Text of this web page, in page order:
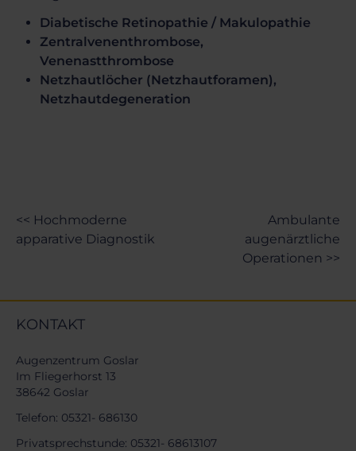
Diabetische Retinopathie / Makulopathie
Zentralvenenthrombose,
Venenastthrombose
Netzhautlöcher (Netzhautforamen),
Netzhautdegeneration
<< Hochmoderne
apparative Diagnostik
Ambulante
augenärztliche
Operationen >>
KONTAKT
Augenzentrum Goslar
Im Fliegerhorst 13
38642 Goslar
Telefon: 05321- 686130
Privatsprechstunde: 05321- 68613107